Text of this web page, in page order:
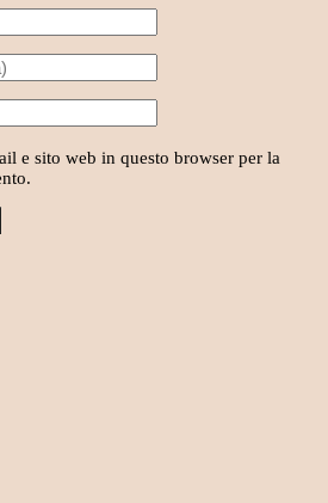
e sito web in questo browser per la